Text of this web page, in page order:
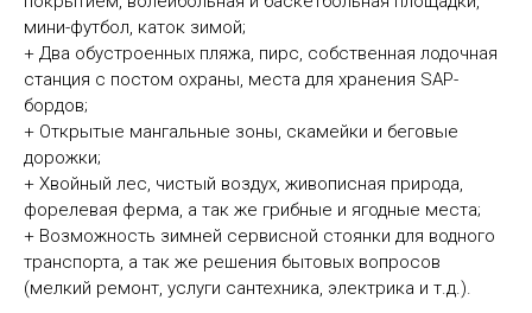
мини-футбол, каток зимой;
+ Два обустроенных пляжа, пирс, собственная лодочная
станция с постом охраны, места для хранения SАР-
бордов;
+ Открытые мангальные зоны, скамейки и беговые
дорожки;
+ Хвойный лес, чистый воздух, живописная природа,
форелевая ферма, а так же грибные и ягодные места;
+ Возможность зимней сервисной стоянки для водного
транспорта, а так же решения бытовых вопросов
(мелкий ремонт, услуги сантехника, электрика и т.д.).